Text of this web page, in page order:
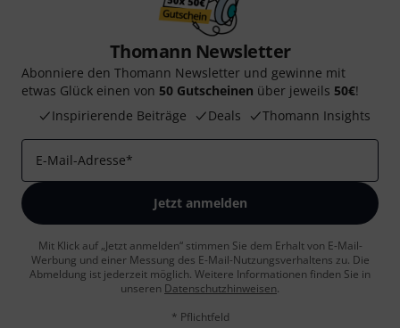
Thomann Newsletter
Abonniere den Thomann Newsletter und gewinne mit
etwas Glück einen von 50 Gutscheinen über jeweils 50€!
Inspirierende Beiträge
Deals Thomann Insights
E-Mail-Adresse*
Jetzt anmelden
Mit Klick auf „Jetzt anmelden“ stimmen Sie dem Erhalt von E-Mail-
Werbung und einer Messung des E-Mail-Nutzungsverhaltens zu. Die
Abmeldung ist jederzeit möglich. Weitere Informationen finden Sie in
unseren Datenschutzhinweisen.
* Pflichtfeld